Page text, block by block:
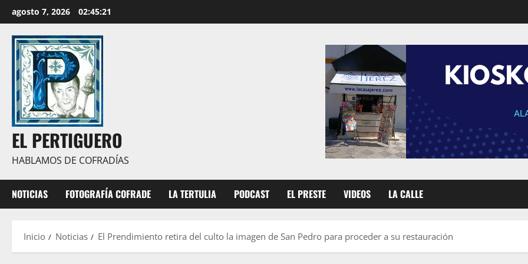
al
contenido
agosto 7, 2026 02:45:22
EL PERTIGUERO
HABLAMOS DE COFRADÍAS
NOTICIAS FOTOGRAFÍA COFRADE LA TERTULIA PODCAST EL PRESTE VIDEOS LA CALLE
Inicio Noticias El Prendimiento retira del culto la imagen de San Pedro para proceder a su restauración